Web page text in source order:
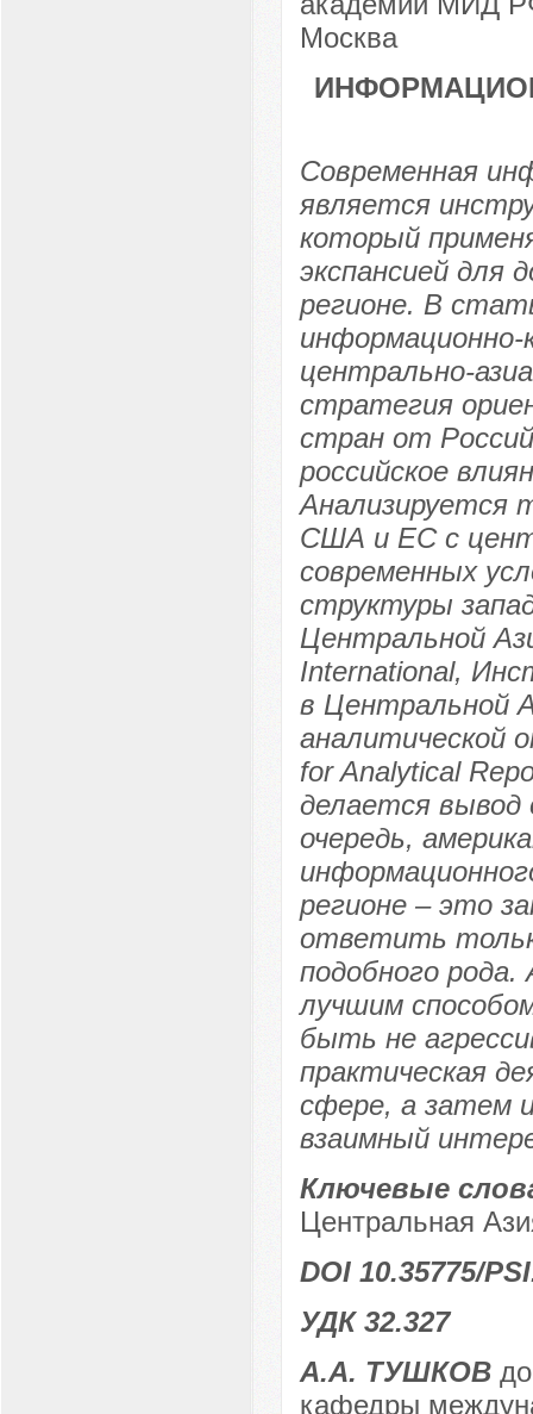
Москва
Современная
является
который
экспансией для
регионе. В
информационно-
центрально-
стратегия
стран от
российское
Анализируется
США и ЕС с
современных
структуры
Центральной
International,
в Центральной
аналитической
for Analytical
делается вывод
очередь,
регионе – это
ответить
подобного
лучшим
быть не
практическая
сфере, а затем
взаимный
Ключевые
Центральная
DOI 10.35775/
УДК 32.327
А.А. ТУШКОВ
кафедры